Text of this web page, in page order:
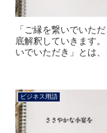
「ご縁を繋いでいた
底解釈していきます
いでいただき」とは
ビジネス用語